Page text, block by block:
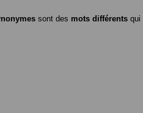
sont des mots différents qui